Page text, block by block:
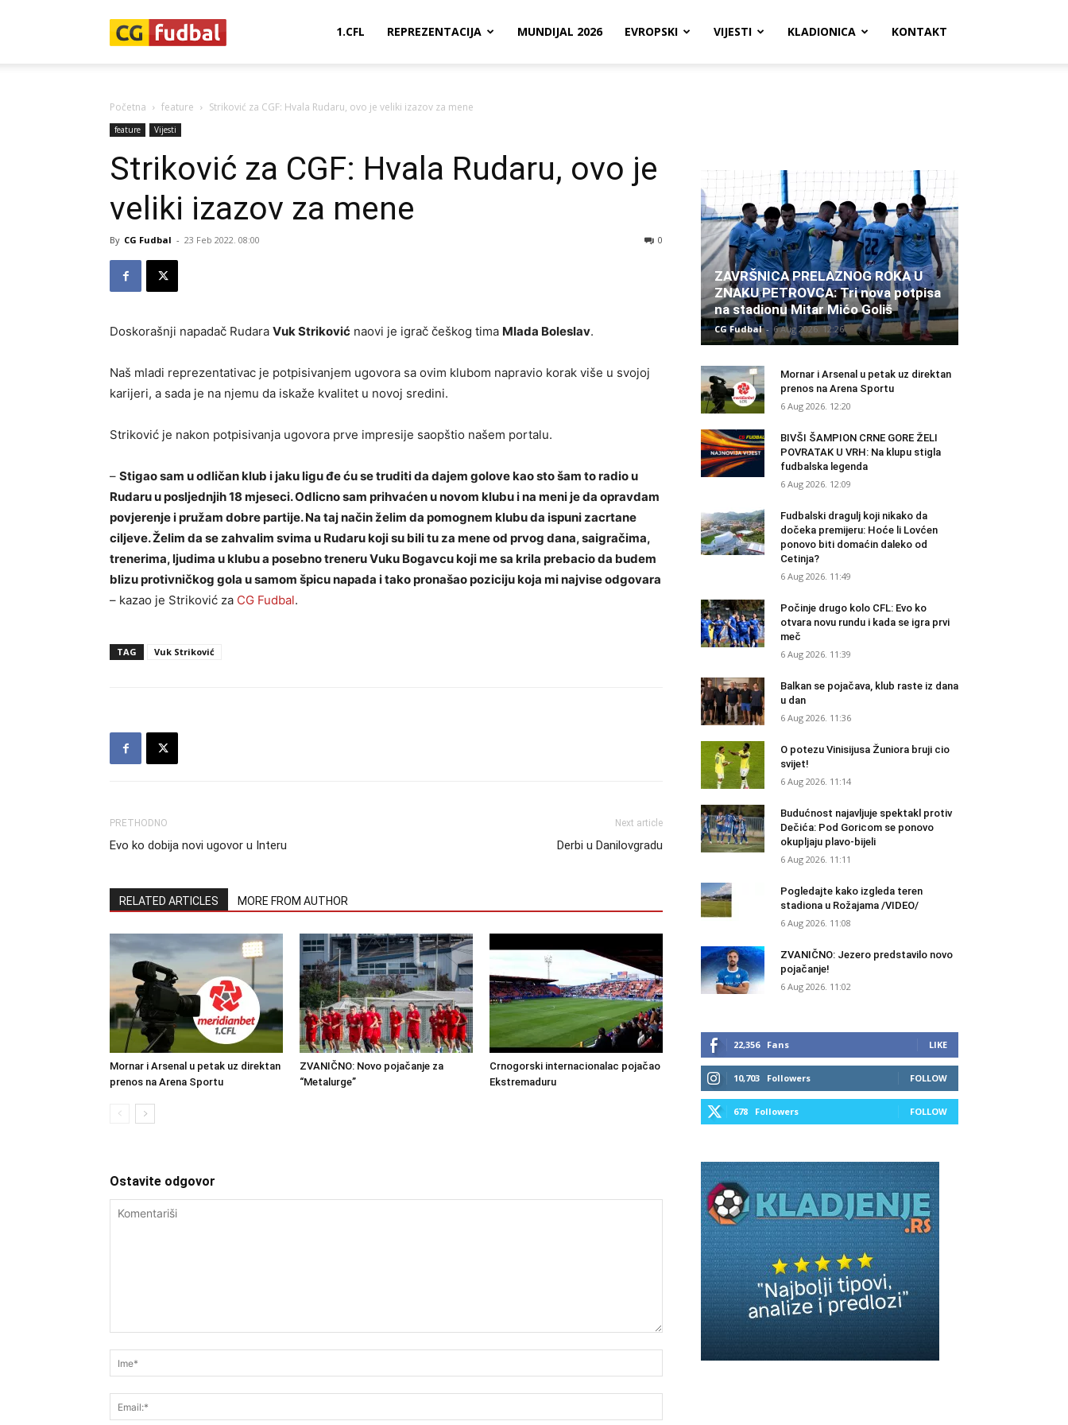
1.CFL REPREZENTACIJA MUNDIJAL 2026 EVROPSKI VIJESTI KLADIONICA KONTAKT
Početna feature Striković za CGF: Hvala Rudaru, ovo je veliki izazov za mene
feature Vijesti
Striković za CGF: Hvala Rudaru, ovo je
veliki izazov za mene
By CG Fudbal - 23 Feb 2022. 08:00 0
Doskorašnji napadač Rudara Vuk Striković naovi je igrač češkog tima Mlada Boleslav.
Naš mladi reprezentativac je potpisivanjem ugovora sa ovim klubom napravio korak više u svojoj
karijeri, a sada je na njemu da iskaže kvalitet u novoj sredini.
Striković je nakon potpisivanja ugovora prve impresije saopštio našem portalu.
– Stigao sam u odličan klub i jaku ligu đe ću se truditi da dajem golove kao sto šam to radio u
Rudaru u posljednjih 18 mjeseci. Odlicno sam prihvaćen u novom klubu i na meni je da opravdam
povjerenje i pružam dobre partije. Na taj način želim da pomognem klubu da ispuni zacrtane
ciljeve. Želim da se zahvalim svima u Rudaru koji su bili tu za mene od prvog dana, saigračima,
trenerima, ljudima u klubu a posebno treneru Vuku Bogavcu koji me sa krila prebacio da budem
blizu protivničkog gola u samom špicu napada i tako pronašao poziciju koja mi najvise odgovara
– kazao je Striković za CG Fudbal.
TAG Vuk Striković
PRETHODNO
Evo ko dobija novi ugovor u Interu
Next article
Derbi u Danilovgradu
RELATED ARTICLES MORE FROM AUTHOR
Mornar i Arsenal u petak uz direktan
prenos na Arena Sportu
ZVANIČNO: Novo pojačanje za
“Metalurge”
Crnogorski internacionalac pojačao
Ekstremaduru
Ostavite odgovor
ZAVRŠNICA PRELAZNOG ROKA U
ZNAKU PETROVCA: Tri nova potpisa
na stadionu Mitar Mićo Goliš
CG Fudbal - 6 Aug 2026. 12:26
Mornar i Arsenal u petak uz direktan
prenos na Arena Sportu
6 Aug 2026. 12:20
BIVŠI ŠAMPION CRNE GORE ŽELI
POVRATAK U VRH: Na klupu stigla
fudbalska legenda
6 Aug 2026. 12:09
Fudbalski dragulj koji nikako da
dočeka premijeru: Hoće li Lovćen
ponovo biti domaćin daleko od
Cetinja?
6 Aug 2026. 11:49
Počinje drugo kolo CFL: Evo ko
otvara novu rundu i kada se igra prvi
meč
6 Aug 2026. 11:39
Balkan se pojačava, klub raste iz dana
u dan
6 Aug 2026. 11:36
O potezu Vinisijusa Žuniora bruji cio
svijet!
6 Aug 2026. 11:14
Budućnost najavljuje spektakl protiv
Dečića: Pod Goricom se ponovo
okupljaju plavo-bijeli
6 Aug 2026. 11:11
Pogledajte kako izgleda teren
stadiona u Rožajama /VIDEO/
6 Aug 2026. 11:08
ZVANIČNO: Jezero predstavilo novo
pojačanje!
6 Aug 2026. 11:02
22,356 Fans LIKE
10,703 Followers FOLLOW
678 Followers FOLLOW